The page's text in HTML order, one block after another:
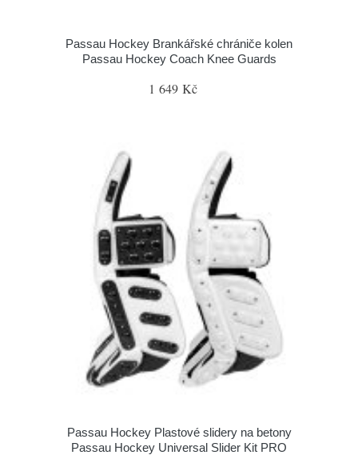
Passau Hockey Brankářské chrániče kolen
Passau Hockey Coach Knee Guards
1 649 Kč
Passau Hockey Plastové slidery na betony
Passau Hockey Universal Slider Kit PRO